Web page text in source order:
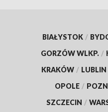
BIAŁYSTOK /
GORZÓW WLKP. /
KRAKÓW / LUBLIN
OPOLE /
SZCZECIN /